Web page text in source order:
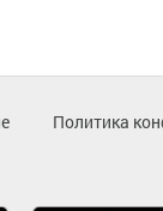
Политика